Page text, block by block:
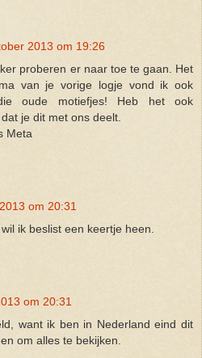
2013 om 19:26
proberen er naar toe te gaan. Het
van je vorige logje vond ik ook
oude motiefjes! Heb het ook
je dit met ons deelt.
Meta
om 20:31
ik beslist een keertje heen.
om 20:31
want ik ben in Nederland eind dit
om alles te bekijken.